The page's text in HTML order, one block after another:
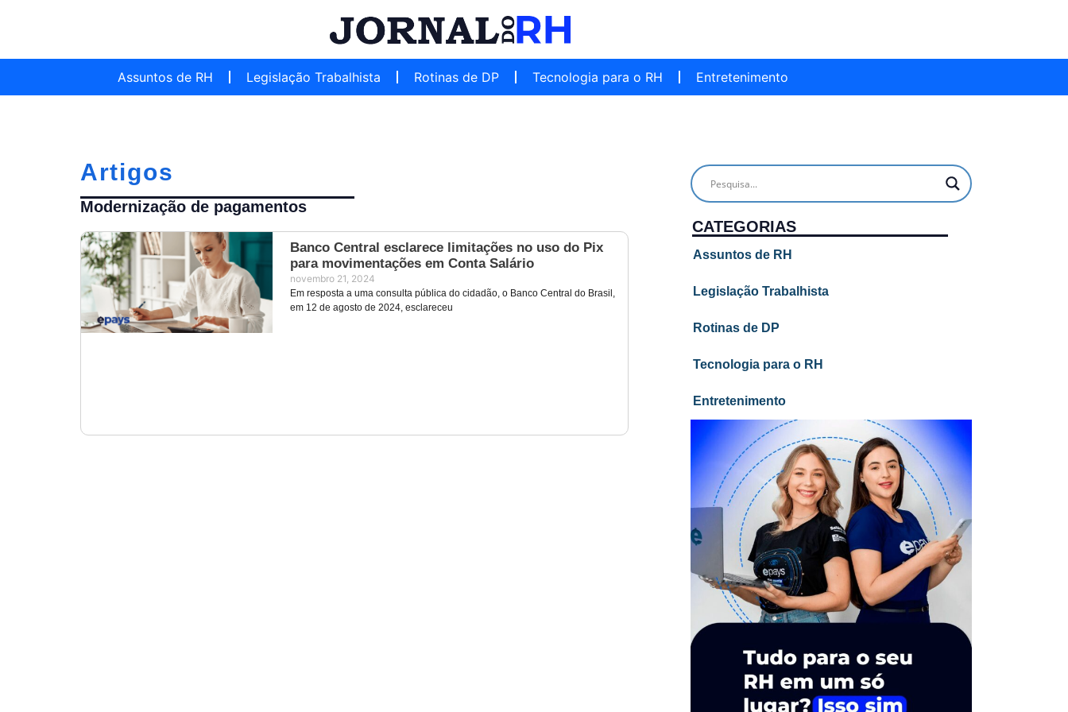
Assuntos de RH Legislação Trabalhista Rotinas de DP Tecnologia para o RH Entretenimento
Artigos
Modernização de pagamentos
Banco Central esclarece limitações no uso do Pix
para movimentações em Conta Salário
novembro 21, 2024
Em resposta a uma consulta pública do cidadão, o Banco Central do Brasil,
em 12 de agosto de 2024, esclareceu
CATEGORIAS
Assuntos de RH
Legislação Trabalhista
Rotinas de DP
Tecnologia para o RH
Entretenimento